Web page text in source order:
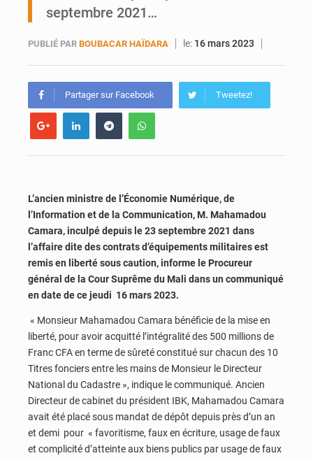
septembre 2021…
PUBLIÉ PAR BOUBACAR HAÏDARA le: 16 mars 2023
Partager sur Facebook Tweetez!
L’ancien ministre de l’Économie Numérique, de
l’Information et de la Communication, M. Mahamadou
Camara, inculpé depuis le 23 septembre 2021 dans
l’affaire dite des contrats d’équipements militaires est
remis en liberté sous caution, informe le Procureur
général de la Cour Suprême du Mali dans un communiqué
en date de ce jeudi 16 mars 2023.
« Monsieur Mahamadou Camara bénéficie de la mise en
liberté, pour avoir acquitté l’intégralité des 500 millions de
Franc CFA en terme de sûreté constitué sur chacun des 10
Titres fonciers entre les mains de Monsieur le Directeur
National du Cadastre », indique le communiqué. Ancien
Directeur de cabinet du président IBK, Mahamadou Camara
avait été placé sous mandat de dépôt depuis près d’un an
et demi pour « favoritisme, faux en écriture, usage de faux
et complicité d’atteinte aux biens publics par usage de faux